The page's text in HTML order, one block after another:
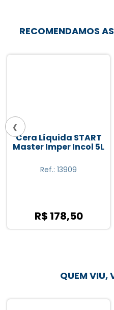
RECOMENDAMOS
Cera Líquida START
Master Imper Incol 5L
Ref.: 13909
R$ 178,50
‹
QUEM VIU,